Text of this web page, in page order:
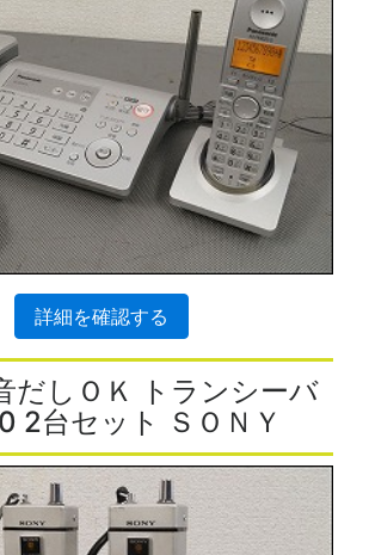
詳細を確認する
だしＯＫ トランシーバ
2台セット ＳＯＮＹ